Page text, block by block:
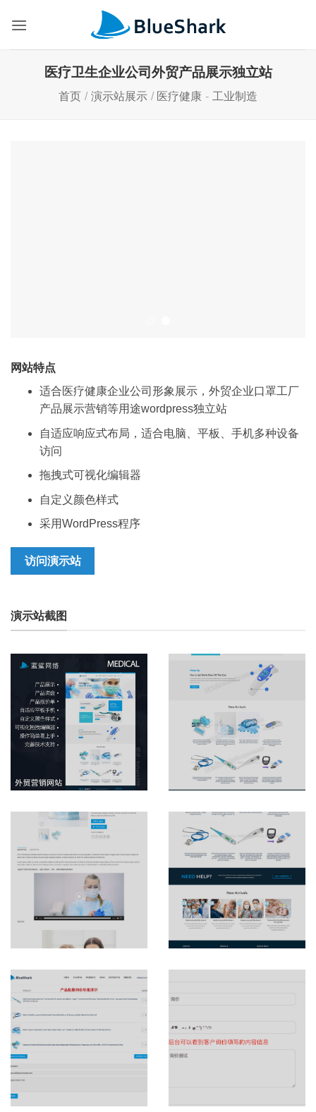
医疗卫生企业公司外贸产品展示独立站
首页 / 演示站展示 / 医疗健康 - 工业制造
网站特点
适合医疗健康企业公司形象展示，外贸企业口罩工厂
产品展示营销等用途wordpress独立站
自适应响应式布局，适合电脑、平板、手机多种设备
访问
拖拽式可视化编辑器
自定义颜色样式
采用WordPress程序
访问演示站
演示站截图